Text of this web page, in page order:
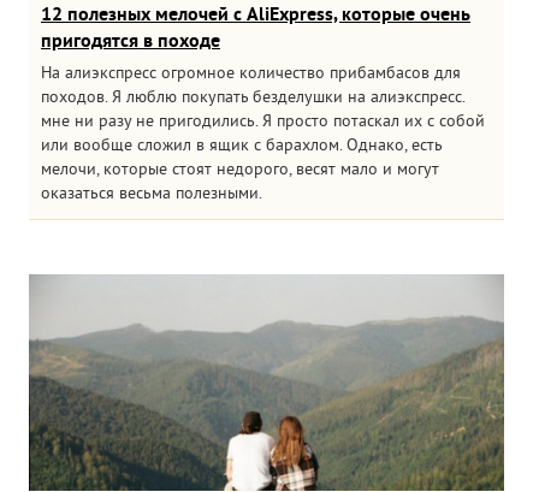
12 полезных мелочей с AliExpress, которые очень
пригодятся в походе
На алиэкспресс огромное количество прибамбасов для
походов. Я люблю покупать безделушки на алиэкспресс.
мне ни разу не пригодились. Я просто потаскал их с собой
или вообще сложил в ящик с барахлом. Однако, есть
мелочи, которые стоят недорого, весят мало и могут
оказаться весьма полезными.